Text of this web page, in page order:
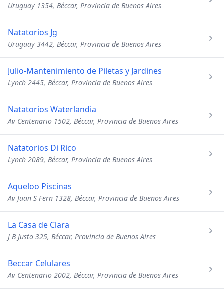
Uruguay 1354, Béccar, Provincia de Buenos Aires
Natatorios Jg
Uruguay 3442, Béccar, Provincia de Buenos Aires
Julio-Mantenimiento de Piletas y Jardines
Lynch 2445, Béccar, Provincia de Buenos Aires
Natatorios Waterlandia
Av Centenario 1502, Béccar, Provincia de Buenos Aires
Natatorios Di Rico
Lynch 2089, Béccar, Provincia de Buenos Aires
Aqueloo Piscinas
Av Juan S Fern 1328, Béccar, Provincia de Buenos Aires
La Casa de Clara
J B Justo 325, Béccar, Provincia de Buenos Aires
Beccar Celulares
Av Centenario 2002, Béccar, Provincia de Buenos Aires